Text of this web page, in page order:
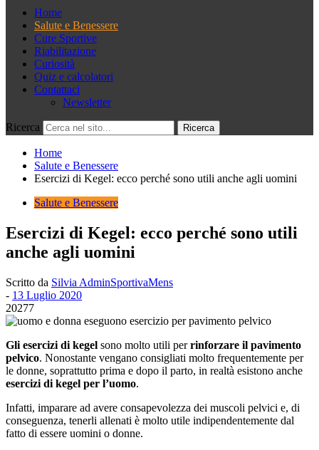
Home
Salute e Benessere
Cure Sportive
Riabilitazione
Curiosità
Quiz e calcolatori
Contattaci
Newsletter
Ricerca
Home
Salute e Benessere
Esercizi di Kegel: ecco perché sono utili anche agli uomini
Salute e Benessere
Esercizi di Kegel: ecco perché sono utili
anche agli uomini
Scritto da Silvia AdminSportivaMens
- 13 Luglio 2020
20277
Gli esercizi di kegel sono molto utili perrinforzare il pavimento
pelvico. Nonostante vengano consigliati molto frequentemente per
le donne, soprattutto prima e dopo il parto, in realtà esistono anche
esercizi di kegel per l’uomo.
Infatti, imparare ad avere consapevolezza dei muscoli pelvici e, di
conseguenza, tenerli allenati è molto utile indipendentemente dal
fatto di essere uomini o donne.